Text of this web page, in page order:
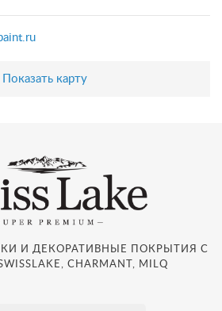
Показать карту
И ДЕКОРАТИВНЫЕ ПОКРЫТИЯ С
CHARMANT, MILQ